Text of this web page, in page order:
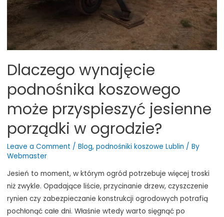
Dlaczego wynajęcie
podnośnika koszowego
może przyspieszyć jesienne
porządki w ogrodzie?
Leave a Comment / Blog, podnośniki koszowe Lublin / By
Webmaster
Jesień to moment, w którym ogród potrzebuje więcej troski
niż zwykle. Opadające liście, przycinanie drzew, czyszczenie
rynien czy zabezpieczanie konstrukcji ogrodowych potrafią
pochłonąć całe dni. Właśnie wtedy warto sięgnąć po